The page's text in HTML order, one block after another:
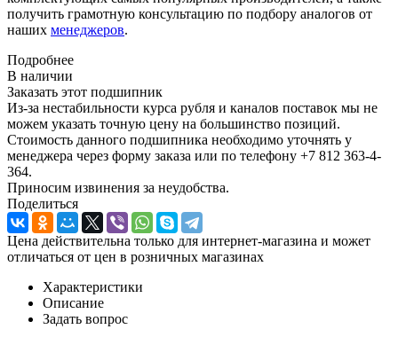
получить грамотную консультацию по подбору аналогов от
наших менеджеров.
Подробнее
В наличии
Заказать этот подшипник
Из-за нестабильности курса рубля и каналов поставок мы не
можем указать точную цену на большинство позиций.
Стоимость данного подшипника необходимо уточнять у
менеджера через форму заказа или по телефону +7 812 363-4-
364.
Приносим извинения за неудобства.
Поделиться
Цена действительна только для интернет-магазина и может
отличаться от цен в розничных магазинах
Характеристики
Описание
Задать вопрос